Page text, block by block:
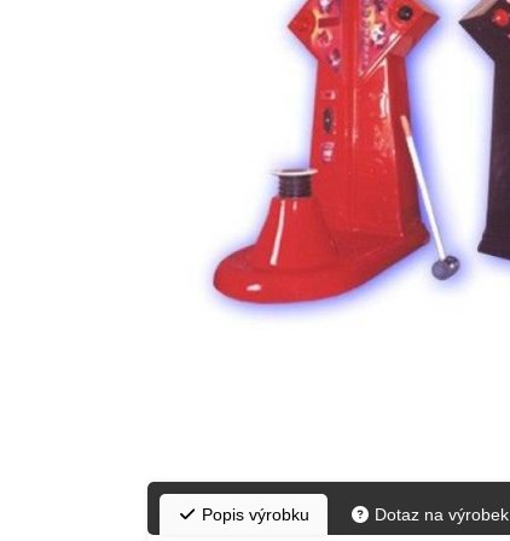
Popis výrobku Dotaz na výrobek